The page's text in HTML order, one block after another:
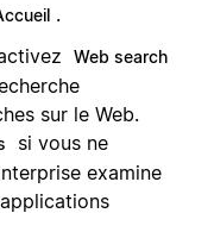
.
Web search
sur le Web.
si vous ne
examine